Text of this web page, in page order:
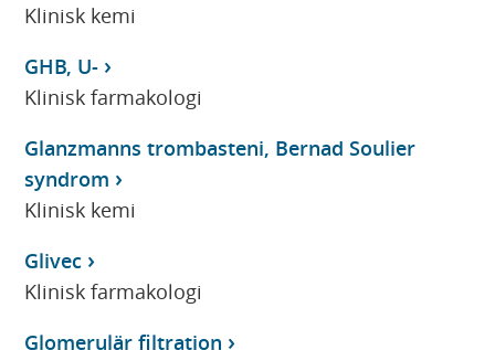
Klinisk kemi
GHB, U-
Klinisk farmakologi
Glanzmanns trombasteni, Bernad Soulier
syndrom
Klinisk kemi
Glivec
Klinisk farmakologi
Glomerulär filtration